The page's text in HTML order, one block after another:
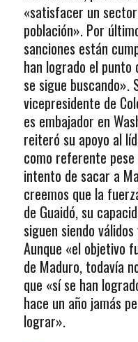
«satisfacer un
población». Por
sanciones están
han logrado el punto
se sigue buscando».
vicepresidente de
es embajador en
reiteró su apoyo al
como referente
intento de sacar a
creemos que la
de Guaidó, su
siguen siendo
Aunque «el objetivo
de Maduro, todavía
que «sí se han
hace un año jamás
lograr».